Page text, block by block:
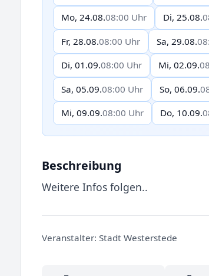
Mo, 24.08.08:00 Uhr Di, 25.08.
Fr, 28.08.08:00 Uhr Sa, 29.08.
Di, 01.09.08:00 Uhr Mi, 02.09.
Sa, 05.09.08:00 Uhr So, 06.09.
Mi, 09.09.08:00 Uhr Do, 10.09.
Beschreibung
Weitere Infos folgen..
Veranstalter: Stadt Westerstede